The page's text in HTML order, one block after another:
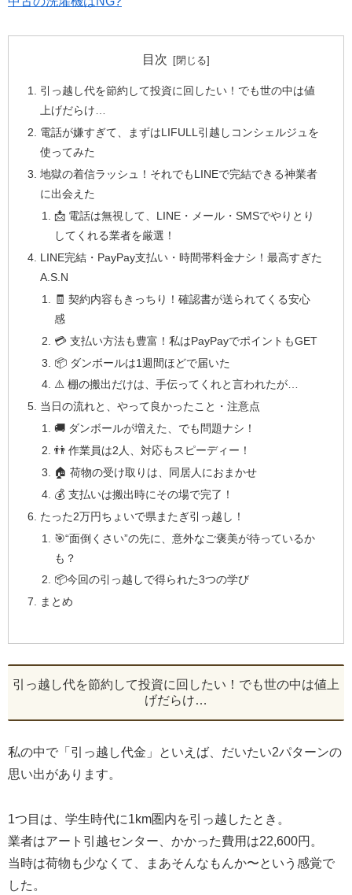
目次
引っ越し代を節約して投資に回したい！でも世の中は値
上げだらけ…
電話が嫌すぎて、まずはLIFULL引越しコンシェルジュを
使ってみた
地獄の着信ラッシュ！それでもLINEで完結できる神業者
に出会えた
📩 電話は無視して、LINE・メール・SMSでやりとり
してくれる業者を厳選！
LINE完結・PayPay支払い・時間帯料金ナシ！最高すぎた
A.S.N
🧾 契約内容もきっちり！確認書が送られてくる安心
感
💳 支払い方法も豊富！私はPayPayでポイントもGET
📦 ダンボールは1週間ほどで届いた
⚠️ 棚の搬出だけは、手伝ってくれと言われたが…
当日の流れと、やって良かったこと・注意点
🚚 ダンボールが増えた、でも問題ナシ！
👬 作業員は2人、対応もスピーディー！
🏠 荷物の受け取りは、同居人におまかせ
💰 支払いは搬出時にその場で完了！
たった2万円ちょいで県またぎ引っ越し！
🎯“面倒くさい”の先に、意外なご褒美が待っているか
も？
📦今回の引っ越しで得られた3つの学び
まとめ
引っ越し代を節約して投資に回したい！でも世の中は値上
げだらけ…
私の中で「引っ越し代金」といえば、だいたい2パターンの
思い出があります。
1つ目は、学生時代に1km圏内を引っ越したとき。
業者はアート引越センター、かかった費用は22,600円。
当時は荷物も少なくて、まあそんなもんか〜という感覚で
した。